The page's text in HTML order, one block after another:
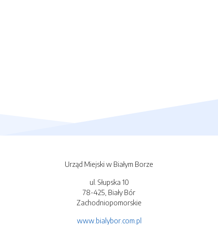
Urząd Miejski w Białym Borze
ul. Słupska 10
78-425, Biały Bór
Zachodniopomorskie
www.bialybor.com.pl